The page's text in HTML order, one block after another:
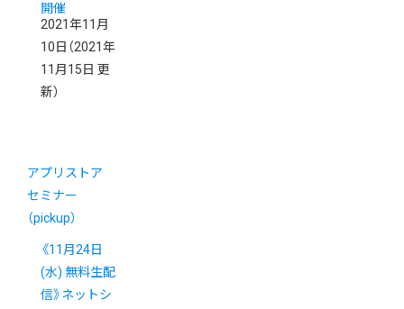
開催
2021年11月
10日 （2021年
11月15日 更
新）
アプリストア
セミナー
（pickup）
《11月24日
(水) 無料生配
信》ネットシ